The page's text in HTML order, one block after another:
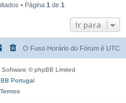
• Página 1 de 1
Ir para
O Fuso Horário do Fórum é UTC
Software © phpBB Limited
Portugal
Termos